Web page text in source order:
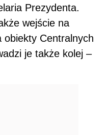
Prezydenta.
wejście na
obiekty Centralnych
je także kolej –